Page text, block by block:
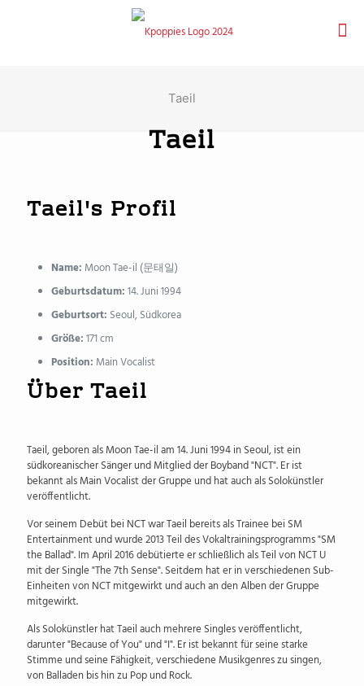
Taeil
Taeil
Taeil's Profil
Name: Moon Tae-il (문태일)
Geburtsdatum:14. Juni 1994
Geburtsort: Seoul, Südkorea
Größe:171 cm
Position: Main Vocalist
Über Taeil
Taeil, geboren als Moon Tae-il am 14. Juni 1994 in Seoul, ist ein
südkoreanischer Sänger und Mitglied der Boyband "NCT". Er ist
bekannt als Main Vocalist der Gruppe und hat auch als Solokünstler
veröffentlicht.
Vor seinem Debüt bei NCT war Taeil bereits als Trainee bei SM
Entertainment und wurde 2013 Teil des Vokaltrainingsprogramms "SM
the Ballad". Im April 2016 debütierte er schließlich als Teil von NCT U
mit der Single "The 7th Sense". Seitdem hat er in verschiedenen Sub-
Einheiten von NCT mitgewirkt und auch an den Alben der Gruppe
mitgewirkt.
Als Solokünstler hat Taeil auch mehrere Singles veröffentlicht,
darunter "Because of You" und "I". Er ist bekannt für seine starke
Stimme und seine Fähigkeit, verschiedene Musikgenres zu singen,
von Balladen bis hin zu Pop und Rock.